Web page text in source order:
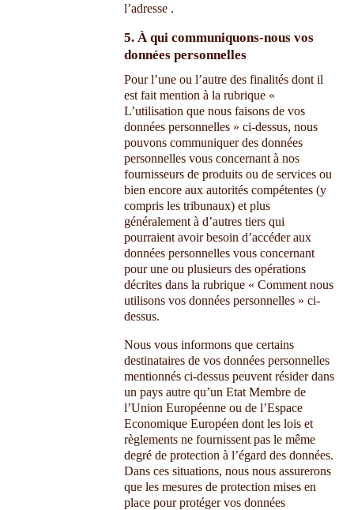
l’adresse .
5. À qui communiquons-nous vos
données personnelles
Pour l’une ou l’autre des finalités dont il
est fait mention à la rubrique «
L’utilisation que nous faisons de vos
données personnelles » ci-dessus, nous
pouvons communiquer des données
personnelles vous concernant à nos
fournisseurs de produits ou de services ou
bien encore aux autorités compétentes (y
compris les tribunaux) et plus
généralement à d’autres tiers qui
pourraient avoir besoin d’accéder aux
données personnelles vous concernant
pour une ou plusieurs des opérations
décrites dans la rubrique « Comment nous
utilisons vos données personnelles » ci-
dessus.
Nous vous informons que certains
destinataires de vos données personnelles
mentionnés ci-dessus peuvent résider dans
un pays autre qu’un Etat Membre de
l’Union Européenne ou de l’Espace
Economique Européen dont les lois et
règlements ne fournissent pas le même
degré de protection à l’égard des données.
Dans ces situations, nous nous assurerons
que les mesures de protection mises en
place pour protéger vos données